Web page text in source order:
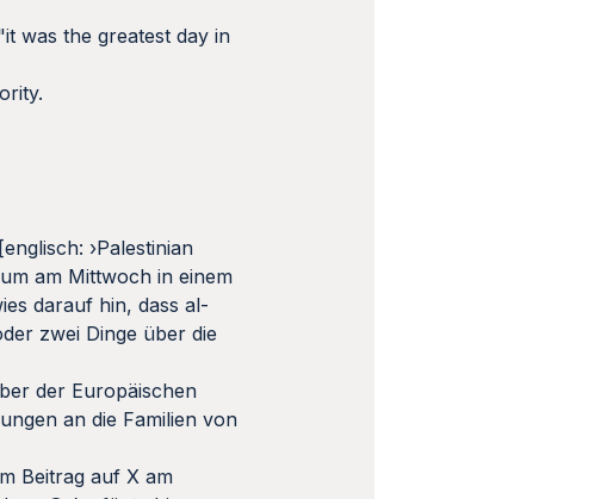
was the greatest day in
›Palestinian
am Mittwoch in einem
darauf hin, dass al-
zwei Dinge über die
der Europäischen
an die Familien von
Beitrag auf X am